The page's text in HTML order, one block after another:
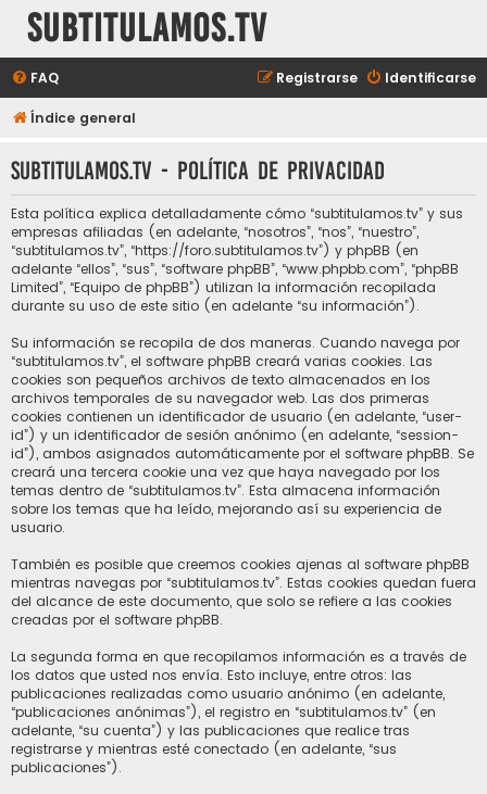
subtitulamos.tv
FAQ Identificarse
Registrarse
Índice general
subtitulamos.tv - Política de privacidad
Esta política explica detalladamente cómo “subtitulamos.tv” y sus
empresas afiliadas (en adelante, “nosotros”, “nos”, “nuestro”,
“subtitulamos.tv”, “https://foro.subtitulamos.tv”) y phpBB (en
adelante “ellos”, “sus”, “software phpBB”, “www.phpbb.com”, “phpBB
Limited”, “Equipo de phpBB”) utilizan la información recopilada
durante su uso de este sitio (en adelante “su información”).
Su información se recopila de dos maneras. Cuando navega por
“subtitulamos.tv”, el software phpBB creará varias cookies. Las
cookies son pequeños archivos de texto almacenados en los
archivos temporales de su navegador web. Las dos primeras
cookies contienen un identificador de usuario (en adelante, “user-
id”) y un identificador de sesión anónimo (en adelante, “session-
id”), ambos asignados automáticamente por el software phpBB. Se
creará una tercera cookie una vez que haya navegado por los
temas dentro de “subtitulamos.tv”. Esta almacena información
sobre los temas que ha leído, mejorando así su experiencia de
usuario.
También es posible que creemos cookies ajenas al software phpBB
mientras navegas por “subtitulamos.tv”. Estas cookies quedan fuera
del alcance de este documento, que solo se refiere a las cookies
creadas por el software phpBB.
La segunda forma en que recopilamos información es a través de
los datos que usted nos envía. Esto incluye, entre otros: las
publicaciones realizadas como usuario anónimo (en adelante,
“publicaciones anónimas”), el registro en “subtitulamos.tv” (en
adelante, “su cuenta”) y las publicaciones que realice tras
registrarse y mientras esté conectado (en adelante, “sus
publicaciones”).